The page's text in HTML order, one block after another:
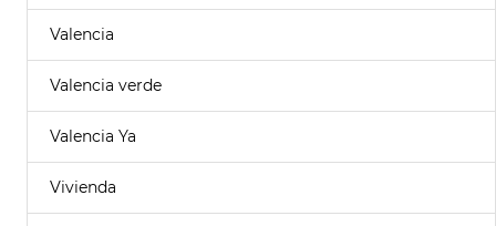
Valencia
Valencia verde
Valencia Ya
Vivienda